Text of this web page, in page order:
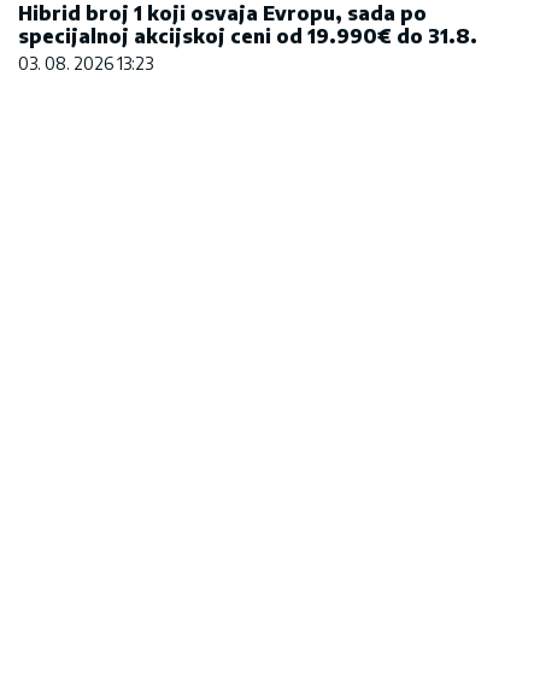
Hibrid broj 1 koji osvaja Evropu, sada po
specijalnoj akcijskoj ceni od 19.990€ do 31.8.
03. 08. 2026 13:23